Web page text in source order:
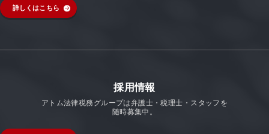
詳しくはこちら
採用情報
アトム法律税務グループは弁護士・税理士・スタッフを
随時募集中。